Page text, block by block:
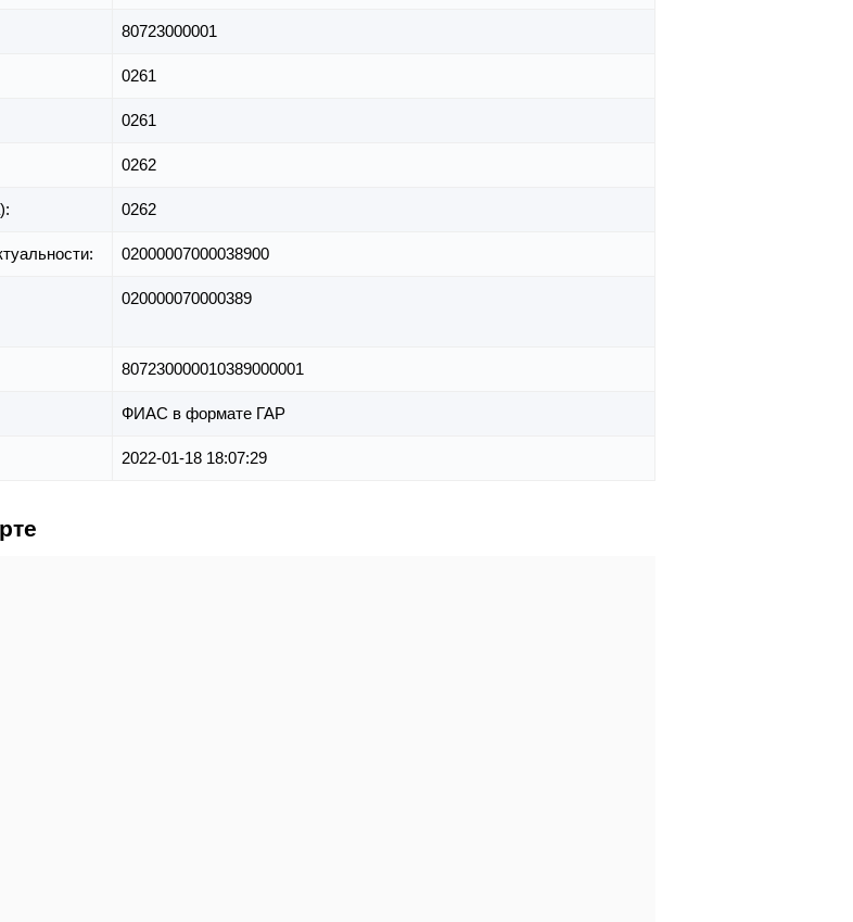
80723000001
0261
0261
0262
0262
02000007000038900
020000070000389
807230000010389000001
ФИАС в формате ГАР
2022-01-18 18:07:29